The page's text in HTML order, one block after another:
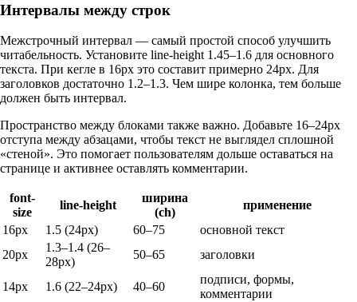
Интервалы между строк
Межстрочный интервал — самый простой способ улучшить
читабельность. Установите line-height 1.45–1.6 для основного
текста. При кегле в 16px это составит примерно 24px. Для
заголовков достаточно 1.2–1.3. Чем шире колонка, тем больше
должен быть интервал.
Пространство между блоками также важно. Добавьте 16–24px
отступа между абзацами, чтобы текст не выглядел сплошной
«стеной». Это помогает пользователям дольше оставаться на
странице и активнее оставлять комментарии.
font-
size
line-height
ширина
(ch)
применение
16px
1.5 (24px) 60–75
основной текст
20px
1.3–1.4 (26–
28px)
50–65 заголовки
14px 1.6 (22–24px) 40–60
подписи, формы,
комментарии